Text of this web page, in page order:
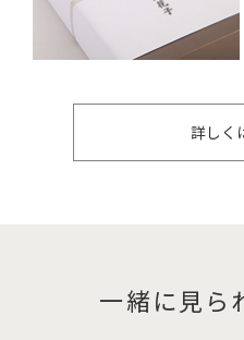
詳しく
一緒に見ら